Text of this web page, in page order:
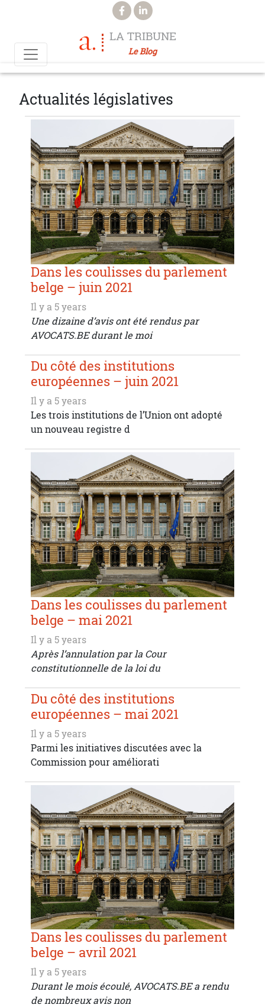
Aller au contenu principal
LA TRIBUNE
Le Blog
Actualités législatives
Dans les coulisses du parlement
belge – juin 2021
Il y a 5 years
Une dizaine d’avis ont été rendus par
AVOCATS.BE durant le moi
Du côté des institutions
européennes – juin 2021
Il y a 5 years
Les trois institutions de l’Union ont adopté
un nouveau registre d
Dans les coulisses du parlement
belge – mai 2021
Il y a 5 years
Après l’annulation par la Cour
constitutionnelle de la loi du
Du côté des institutions
européennes – mai 2021
Il y a 5 years
Parmi les initiatives discutées avec la
Commission pour améliorati
Dans les coulisses du parlement
belge – avril 2021
Il y a 5 years
Durant le mois écoulé, AVOCATS.BE a rendu
de nombreux avis non